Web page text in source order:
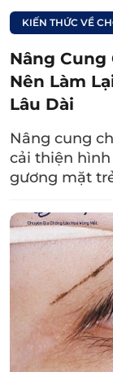
tuần, chị
hòa với
trung hơn
KIẾN THỨC VỀ
Nâng Cung
Nên Làm
Lâu Dài
Nâng cung
cải thiện
gương mặt